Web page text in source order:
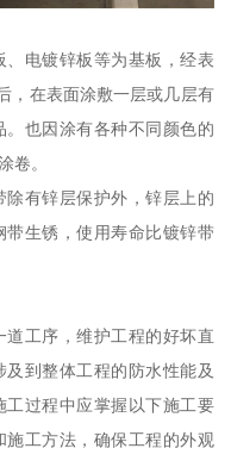
电镀锌板等为基板，经表
，在表面涂敷一层或几层有
也因涂有各种不同颜色的
卷。
有锌层保护外，锌层上的
生锈，使用寿命比镀锌带
工序，维护工程的好坏直
到整体工程的防水性能及
过程中应掌握以下施工要
工方法，确保工程的外观